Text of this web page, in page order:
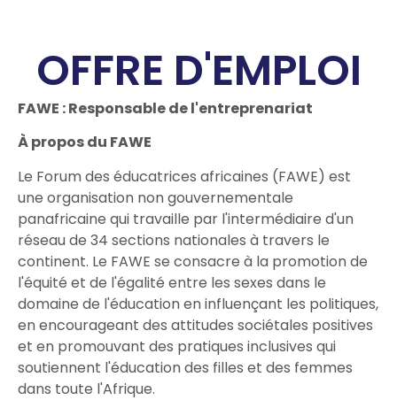
OFFRE D'EMPLOI
FAWE :Responsable de l'entreprenariat
À propos du FAWE
Le Forum des éducatrices africaines (FAWE) est
une organisation non gouvernementale
panafricaine qui travaille par l'intermédiaire d'un
réseau de 34 sections nationales à travers le
continent. Le FAWE se consacre à la promotion de
l'équité et de l'égalité entre les sexes dans le
domaine de l'éducation en influençant les politiques,
en encourageant des attitudes sociétales positives
et en promouvant des pratiques inclusives qui
soutiennent l'éducation des filles et des femmes
dans toute l'Afrique.